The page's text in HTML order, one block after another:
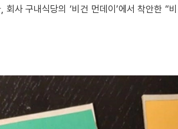
사 구내식당의 ‘비건 먼데이’에서 착안한 “